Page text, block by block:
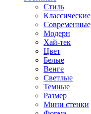
Стиль
Классические
Современные
Модерн
Хай-тек
Цвет
Белые
Венге
Светлые
Темные
Размер
Мини стенки